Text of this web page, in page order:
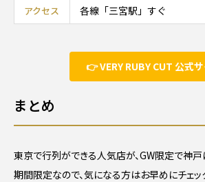
アクセス 各線「三宮駅」すぐ
👉 VERY RUBY CUT 公式
まとめ
東京で行列ができる人気店が、GW限定で神戸
期間限定なので、気になる方はお早めにチェッ